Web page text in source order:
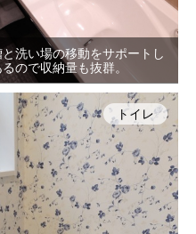
洗い場の移動をサポートし
ので収納量も抜群。
トイレ